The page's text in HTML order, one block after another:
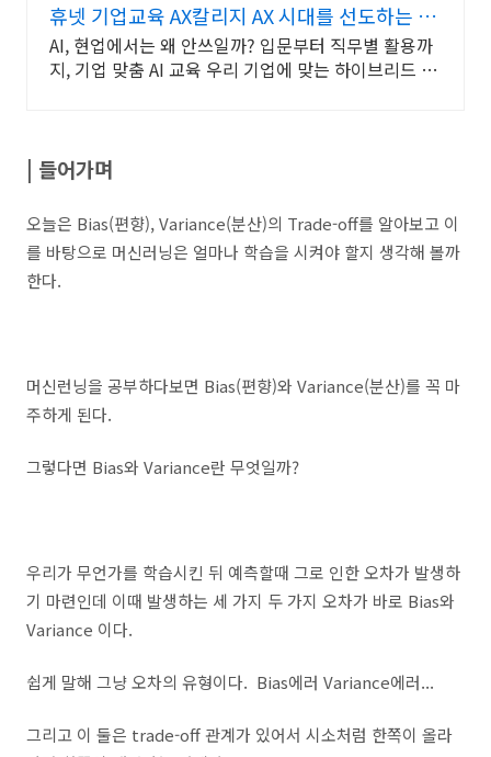
휴넷 기업교육 AX칼리지 AX 시대를 선도하는 경
쟁력
AI, 현업에서는 왜 안쓰일까? 입문부터 직무별 활용까
지, 기업 맞춤 AI 교육 우리 기업에 맞는 하이브리드 러
| 들어가며
오늘은 Bias(편향), Variance(분산)의 Trade-off를 알아보고 이
를 바탕으로 머신러닝은 얼마나 학습을 시켜야 할지 생각해 볼까
한다.
머신런닝을 공부하다보면 Bias(편향)와 Variance(분산)를 꼭 마
주하게 된다.
그렇다면 Bias와 Variance란 무엇일까?
우리가 무언가를 학습시킨 뒤 예측할때 그로 인한 오차가 발생하
기 마련인데 이때 발생하는 세 가지 두 가지 오차가 바로 Bias와
Variance 이다.
쉽게 말해 그냥 오차의 유형이다. Bias에러 Variance에러...
그리고 이 둘은 trade-off 관계가 있어서 시소처럼 한쪽이 올라